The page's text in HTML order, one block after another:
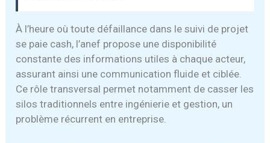
À l’heure où toute défaillance dans le suivi de projet
se paie cash, l’anef propose une disponibilité
constante des informations utiles à chaque acteur,
assurant ainsi une communication fluide et ciblée.
Ce rôle transversal permet notamment de casser les
silos traditionnels entre ingénierie et gestion, un
problème récurrent en entreprise.